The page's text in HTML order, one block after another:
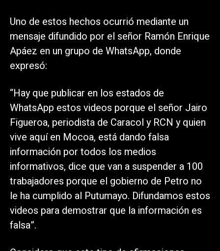
Uno de estos hechos ocurrió mediante un
mensaje difundido por el señor Ramón Enrique
Apáez en un grupo de WhatsApp, donde
expresó:
“Hay que publicar en los estados de
WhatsApp estos videos porque el señor Jairo
Figueroa, periodista de Caracol y RCN y quien
vive aquí en Mocoa, está dando falsa
información por todos los medios
informativos, dice que van a suspender a 100
trabajadores porque el gobierno de Petro no
le ha cumplido al Putumayo. Difundamos estos
videos para demostrar que la información es
falsa”.